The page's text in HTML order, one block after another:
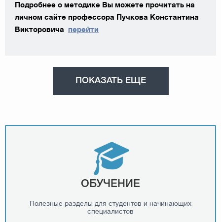
Подробнее о методике Вы можете прочитать на
личном сайте профессора Пучкова Константина
Викторовича перейти
ПОКАЗАТЬ ЕЩЕ
ОБУЧЕНИЕ
Полезные разделы для студентов и начинающих
специалистов